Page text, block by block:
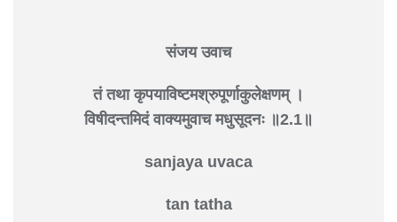
संजय उवाच
तं तथा कृपयाविष्टमश्रुपूर्णाकुलेक्षणम् ।
विषीदन्तमिदं वाक्यमुवाच मधुसूदनः ॥2.1॥
sanjaya uvaca
tan tatha